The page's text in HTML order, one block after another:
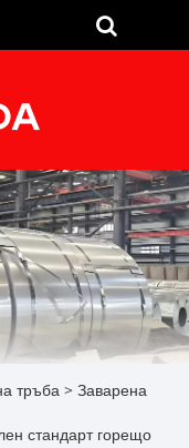
тръба > Заварена
стандарт горещо